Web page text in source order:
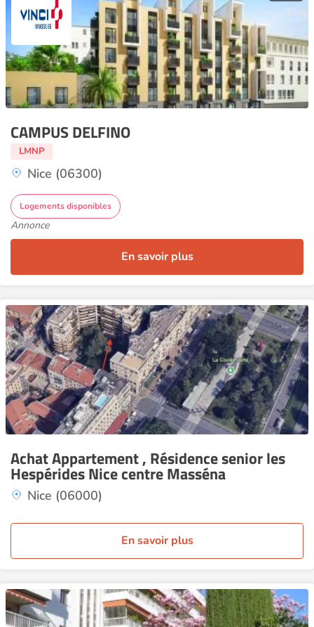
CAMPUS DELFINO
LMNP
Nice (06300)
Logements disponibles
Annonce
En savoir plus
Achat Appartement , Résidence senior les
Hespérides Nice centre Masséna
Nice (06000)
En savoir plus